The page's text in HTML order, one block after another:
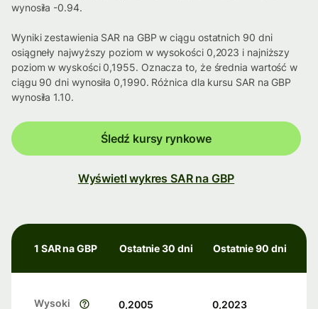
wynosiła -0.94.
Wyniki zestawienia SAR na GBP w ciągu ostatnich 90 dni
osiągneły najwyższy poziom w wysokości 0,2023 i najniższy
poziom w wyskości 0,1955. Oznacza to, że średnia wartość w
ciągu 90 dni wynosiła 0,1990. Różnica dla kursu SAR na GBP
wynosiła 1.10.
Śledź kursy rynkowe
Wyświetl wykres SAR na GBP
1 SAR na GBP Ostatnie 30 dni Ostatnie 90 dni
Wysoki 0,2005 0,2023